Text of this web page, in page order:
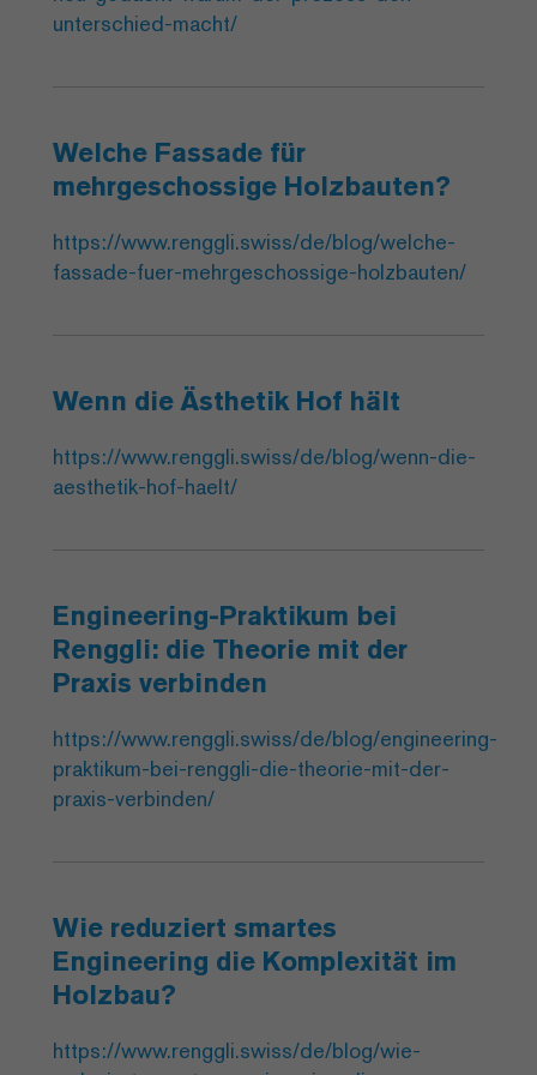
unterschied-macht/
Welche Fassade für
mehrgeschossige Holzbauten?
https://www.renggli.swiss/de/blog/welche-
fassade-fuer-mehrgeschossige-holzbauten/
Wenn die Ästhetik Hof hält
https://www.renggli.swiss/de/blog/wenn-die-
aesthetik-hof-haelt/
Engineering-Praktikum bei
Renggli: die Theorie mit der
Praxis verbinden
https://www.renggli.swiss/de/blog/engineering-
praktikum-bei-renggli-die-theorie-mit-der-
praxis-verbinden/
Wie reduziert smartes
Engineering die Komplexität im
Holzbau?
https://www.renggli.swiss/de/blog/wie-